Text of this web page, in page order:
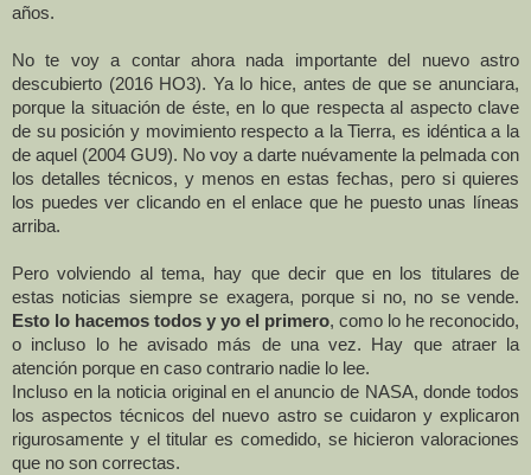
años.
No te voy a contar ahora nada importante del nuevo astro
descubierto (2016 HO3). Ya lo hice, antes de que se anunciara,
porque la situación de éste,en lo que respecta al aspecto clave
de su posición y movimiento respecto a la Tierra, es idéntica a la
de aquel (2004 GU9). No voy a darte nuévamente la pelmada con
los detalles técnicos, y menos en estas fechas, pero si quieres
los puedes ver clicando en el enlace que he puesto unas líneas
arriba.
Pero volviendo al tema, hay que decir que en los titulares de
estas noticias siempre se exagera, porque si no, no se vende.
Esto lo hacemos todos y yo el primero, como lo he reconocido,
o incluso lo he avisado más de una vez. Hay que atraer la
atención porque en caso contrario nadie lo lee.
Incluso en la noticia original en el anuncio de NASA, donde todos
los aspectos técnicos del nuevo astro se cuidaron y explicaron
rigurosamente y el titular es comedido, se hicieron valoraciones
que no son correctas.